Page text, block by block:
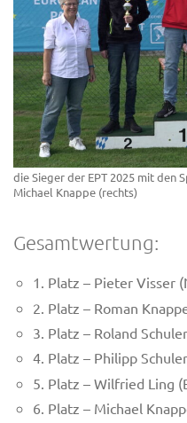
die Sieger der EPT 2025 mit den
Michael Knappe (rechts)
Gesamtwertung:
1. Platz – Pieter Visser
2. Platz – Roman
3. Platz – Roland
4. Platz – Philipp
5. Platz – Wilfried Ling
6. Platz – Michael